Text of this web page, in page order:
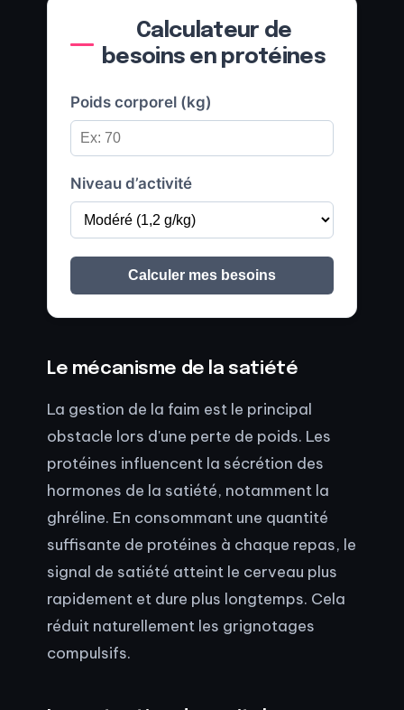
Calculateur de
besoins en protéines
Poids corporel (kg)
Niveau d’activité
Calculer mes besoins
Le mécanisme de la satiété
La gestion de la faim est le principal
obstacle lors d'une perte de poids. Les
protéines influencent la sécrétion des
hormones de la satiété, notamment la
ghréline. En consommant une quantité
suffisante de protéines à chaque repas, le
signal de satiété atteint le cerveau plus
rapidement et dure plus longtemps. Cela
réduit naturellement les grignotages
compulsifs.